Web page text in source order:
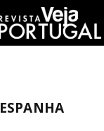
ESPANHA